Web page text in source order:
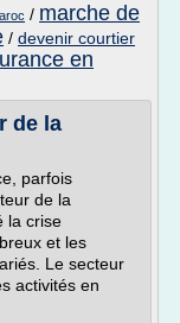
/ marche de
/ devenir courtier
en
de la
parfois
de la
la crise
et les
Le secteur
activités en